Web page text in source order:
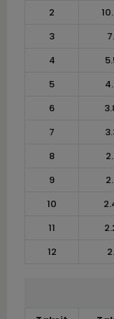
2
3
4
5
6
7
8
9
10
11
12